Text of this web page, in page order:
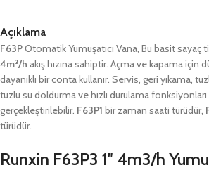
Açıklama
F63POtomatik Yumuşatıcı Vana, Bu basit sayaç
4m³/h akış hızına sahiptir. Açma ve kapama
dayanıklı bir conta kullanır. Servis, geri yıkama,
tuzlu su doldurma ve hızlı durulama
gerçekleştirilebilir. F63P1 bir zaman saati türüdür,
türüdür.
Runxin F63P3 1″ 4m3/h